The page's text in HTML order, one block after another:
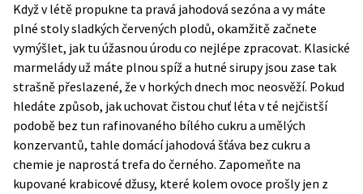
Když v létě propukne ta pravá jahodová sezóna a vy máte
plné stoly sladkých červených plodů, okamžitě začnete
vymýšlet, jak tu úžasnou úrodu co nejlépe zpracovat. Klasické
marmelády už máte plnou spíž a hutné sirupy jsou zase tak
strašně přeslazené, že v horkých dnech moc neosvěží. Pokud
hledáte způsob, jak uchovat čistou chuť léta v té nejčistší
podobě bez tun rafinovaného bílého cukru a umělých
konzervantů, tahle domácí jahodová šťáva bez cukru a
chemie je naprostá trefa do černého. Zapomeňte na
kupované krabicové džusy, které kolem ovoce prošly jen z